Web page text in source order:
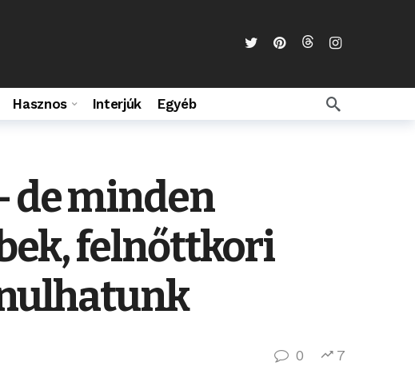
Hasznos Interjúk Egyéb
de minden
felnőttkori
0 7